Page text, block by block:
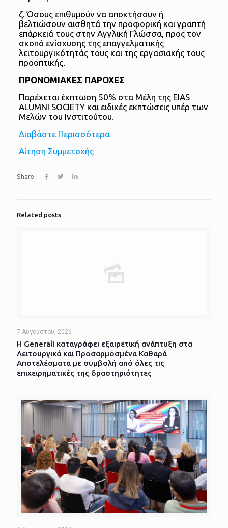
ζ. Όσους επιθυμούν να αποκτήσουν ή
βελτιώσουν αισθητά την προφορική και γραπτή
επάρκειά τους στην Αγγλική Γλώσσα, προς τον
σκοπό ενίσχυσης της επαγγελματικής
λειτουργικότητάς τους και της εργασιακής τους
προοπτικής.
ΠΡΟΝΟΜΙΑΚΕΣ ΠΑΡΟΧΕΣ
Παρέχεται έκπτωση 50% στα Μέλη της EIAS
ALUMNI SOCIETY και ειδικές εκπτώσεις υπέρ των
Μελών του Ινστιτούτου.
Διαβάστε Περισσότερα
Αίτηση Συμμετοχής
Share
Related posts
7 Αυγούστου, 2026
Η Generali καταγράφει εξαιρετική ανάπτυξη στα
Λειτουργικά και Προσαρμοσμένα Καθαρά
Αποτελέσματα με συμβολή από όλες τις
επιχειρηματικές της δραστηριότητες